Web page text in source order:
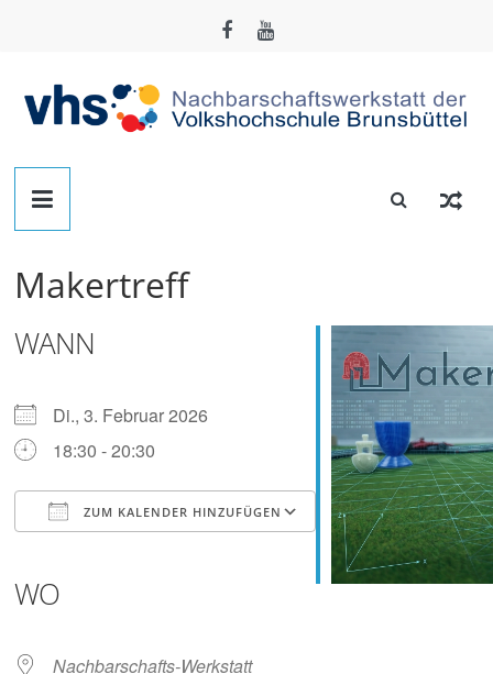
Nachbarschafts-
Werkstatt
Brunsbüttel
Der
zum
Basteln,
Tüfteln,
Digitalisieren
Makertreff
WANN
Di., 3. Februar 2026
18:30 - 20:30
ZUM KALENDER HINZUFÜGEN
Outlook Live
WO
Nachbarschafts-Werkstatt